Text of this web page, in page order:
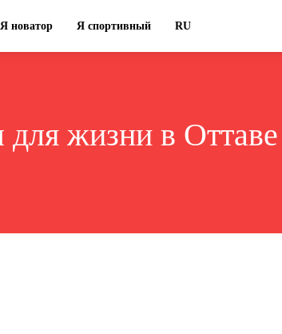
Я новатор Я спортивный RU
жизни в Оттаве